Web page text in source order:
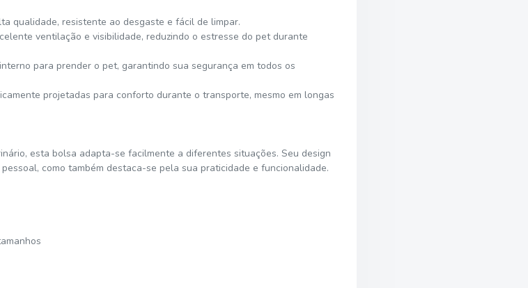
qualidade, resistente ao desgaste e fácil de limpar.
ventilação e visibilidade, reduzindo o estresse do pet durante
para prender o pet, garantindo sua segurança em todos os
projetadas para conforto durante o transporte, mesmo em longas
esta bolsa adapta-se facilmente a diferentes situações. Seu design
como também destaca-se pela sua praticidade e funcionalidade.